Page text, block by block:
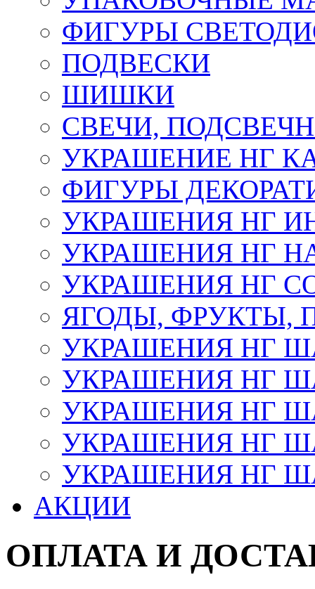
ФИГУРЫ
ПОДВЕСКИ
ШИШКИ
СВЕЧИ,
УКРАШЕНИЕ НГ
ФИГУРЫ
УКРАШЕНИЯ НГ
УКРАШЕНИЯ НГ
УКРАШЕНИЯ НГ
ЯГОДЫ, ФРУКТЫ,
УКРАШЕНИЯ НГ
УКРАШЕНИЯ НГ
УКРАШЕНИЯ НГ
УКРАШЕНИЯ НГ
УКРАШЕНИЯ НГ
АКЦИИ
ОПЛАТА И